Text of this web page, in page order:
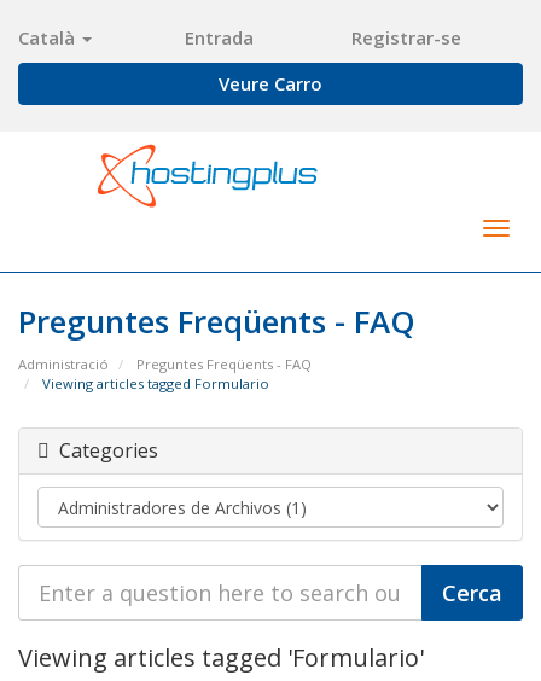
Català Entrada
Registrar-se
Veure Carro
Preguntes Freqüents - FAQ
Administració
Preguntes Freqüents - FAQ
Viewing articles tagged Formulario
Categories
Viewing articles tagged 'Formulario'